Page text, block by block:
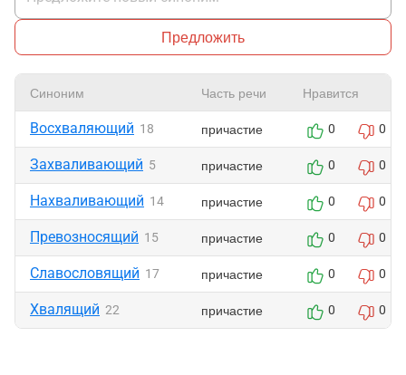
Предложить
Синоним Часть речи Нравится
Восхваляющий 18 причастие 0 0
Захваливающий 5 причастие 0 0
Нахваливающий 14 причастие 0 0
Превозносящий 15 причастие 0 0
Славословящий 17 причастие 0 0
Хвалящий 22 причастие 0 0